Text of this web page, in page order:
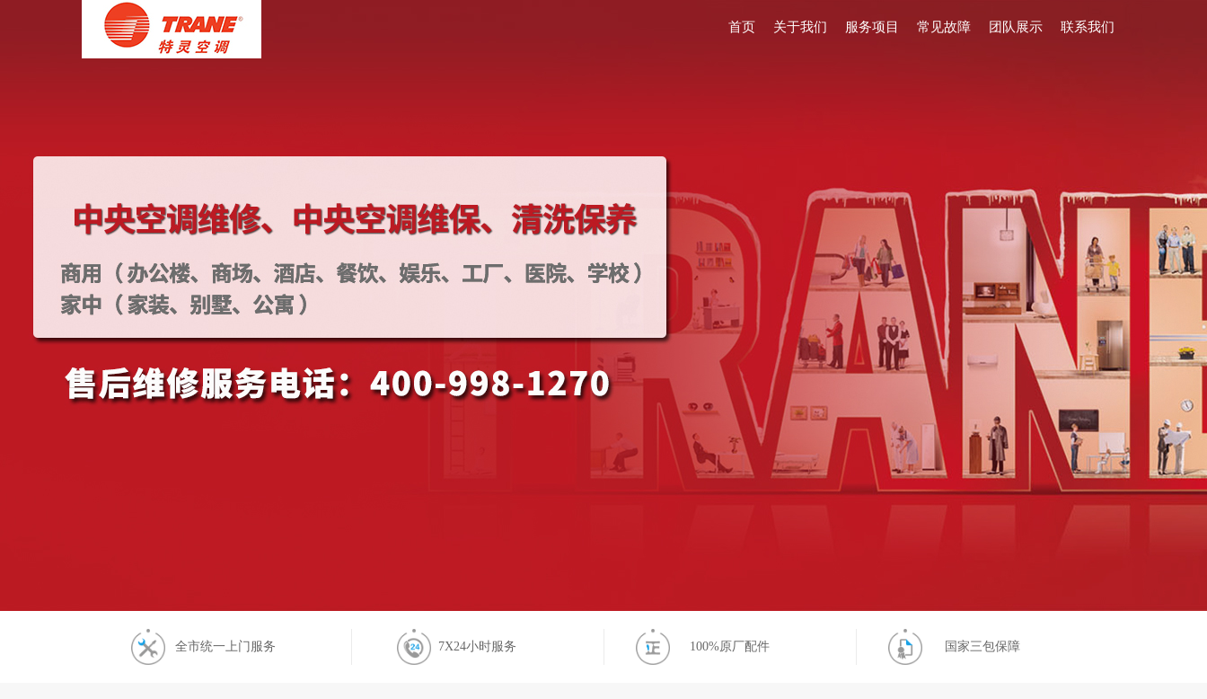
首页 关于我们 服务项目 常见故障 团队展示 联系我们
全市统一上门服务 7X24小时服务 100%原厂配件 国家三包保障